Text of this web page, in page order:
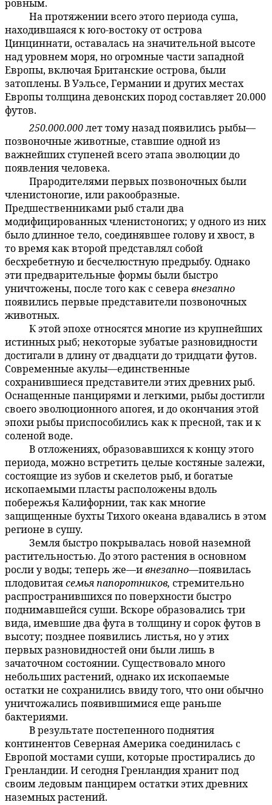
ровным.
На протяжении всего этого периода суша,
находившаяся к юго-востоку от острова
Цинциннати, оставалась на значительной высоте
над уровнем моря, но огромные части западной
Европы, включая Британские острова, были
затоплены. В Уэльсе, Германии и других местах
Европы толщина девонских пород составляет 20.000
футов.
250.000.000лет тому назад появились рыбы—
позвоночные животные, ставшие одной из
важнейших ступеней всего этапа эволюции до
появления человека.
Прародителями первых позвоночных были
членистоногие, или ракообразные.
Предшественниками рыб стали два
модифицированных членистоногих; у одного из них
было длинное тело, соединявшее голову и хвост, в
то время как второй представлял собой
бесхребетную и бесчелюстную предрыбу. Однако
эти предварительные формы были быстро
уничтожены, после того как с северавнезапно
появились первые представители позвоночных
животных.
К этой эпохе относятся многие из крупнейших
истинных рыб; некоторые зубатые разновидности
достигали в длину от двадцати до тридцати футов.
Современные акулы—единственные
сохранившиеся представители этих древних рыб.
Оснащенные панцирями и легкими, рыбы достигли
своего эволюционного апогея, и до окончания этой
эпохи рыбы приспособились как к пресной, так и к
соленой воде.
В отложениях, образовавшихся к концу этого
периода, можно встретить целые костяные залежи,
состоящие из зубов и скелетов рыб, и богатые
ископаемыми пласты расположены вдоль
побережья Калифорнии, так как многие
защищенные бухты Тихого океана вдавались в этом
регионе в сушу.
59:4.13Земля быстро покрывалась новой наземной
растительностью. До этого растения в основном
росли у воды; теперь же—ивнезапно—появилась
плодовитаясемья папоротников, стремительно
распространившихся по поверхности быстро
поднимавшейся суши. Вскоре образовались три
вида, имевшие два фута в толщину и сорок футов в
высоту; позднее появились листья, но у этих
первых разновидностей они были лишь в
зачаточном состоянии. Существовало много
небольших растений, однако их ископаемые
остатки не сохранились ввиду того, что они обычно
уничтожались появившимися еще раньше
бактериями.
В результате постепенного поднятия
континентов Северная Америка соединилась с
Европой мостами суши, которые простирались до
Гренландии. И сегодня Гренландия хранит под
своим ледовым панцирем остатки этих древних
наземных растений.